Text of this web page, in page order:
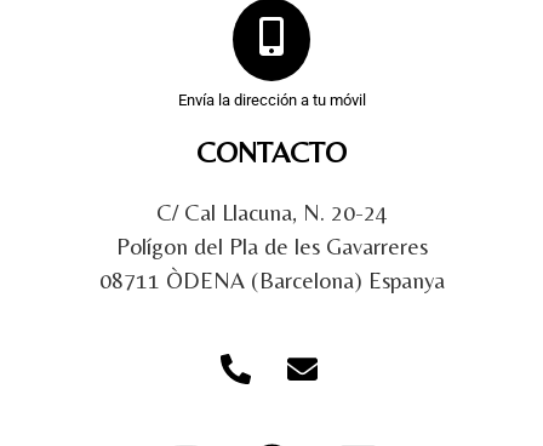
Envía la dirección a tu móvil
CONTACTO
C/ Cal Llacuna, N. 20-24
Polígon del Pla de les Gavarreres
08711 ÒDENA (Barcelona) Espanya